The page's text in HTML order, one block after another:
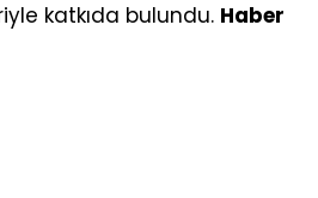
katkıda bulundu. Haber